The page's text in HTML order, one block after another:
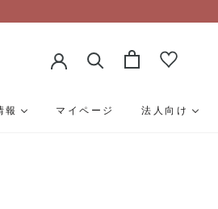
報 マイページ 法人向け